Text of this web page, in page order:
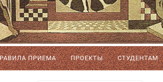
ПРИЕМА ПРОЕКТЫ СТУДЕНТАМ